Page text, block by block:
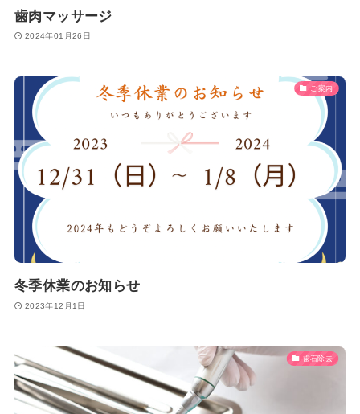
歯肉マッサージ
2024年01月26日
ご案内
冬季休業のお知らせ
2023年12月1日
歯石除去